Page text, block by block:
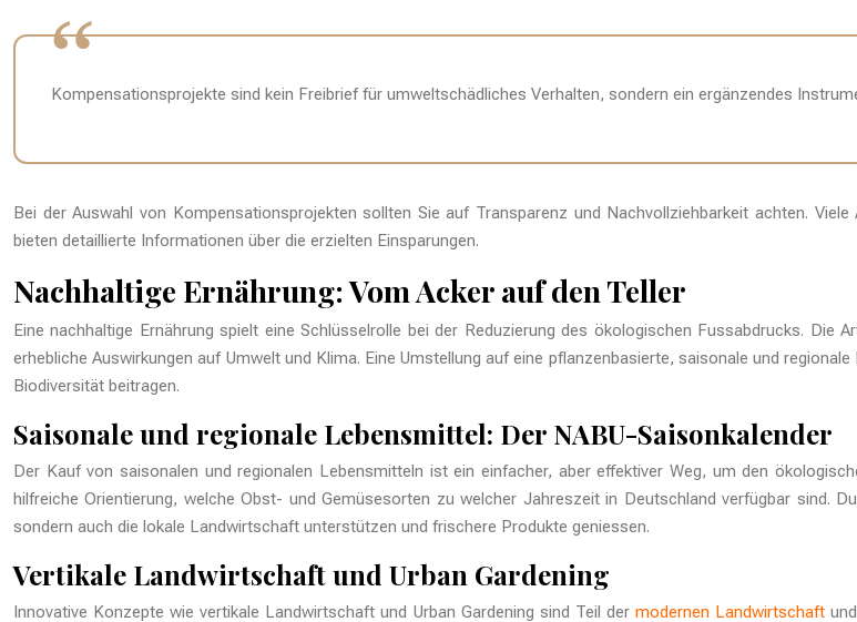
Kompensationsprojekte sind kein Freibrief für umweltschädliches Verhalten, sondern ein ergänzendes
Bei der Auswahl von Kompensationsprojekten sollten Sie auf Transparenz und Nachvollziehbarkeit achten.
bieten detaillierte Informationen über die erzielten Einsparungen.
Nachhaltige Ernährung: Vom Acker auf den Teller
Eine nachhaltige Ernährung spielt eine Schlüsselrolle bei der Reduzierung des ökologischen Fussabdrucks.
erhebliche Auswirkungen auf Umwelt und Klima. Eine Umstellung auf eine pflanzenbasierte, saisonale und
Biodiversität beitragen.
Saisonale und regionale Lebensmittel: Der NABU-Saisonkalender
Der Kauf von saisonalen und regionalen Lebensmitteln ist ein einfacher, aber effektiver Weg, um den
hilfreiche Orientierung, welche Obst- und Gemüsesorten zu welcher Jahreszeit in Deutschland verfügbar sind.
sondern auch die lokale Landwirtschaft unterstützen und frischere Produkte geniessen.
Vertikale Landwirtschaft und Urban Gardening
Innovative Konzepte wie vertikale Landwirtschaft und Urban Gardening sind Teil der modernen Landwirtschaft